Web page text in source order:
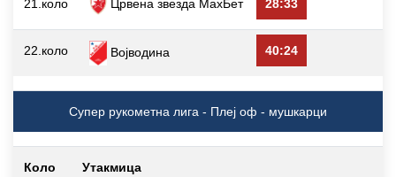
21.коло Црвена звезда МаxБет 28:33
22.коло Војводина 40:24
Супер рукометна лига - Плеј оф - мушкарци
Коло Утакмица